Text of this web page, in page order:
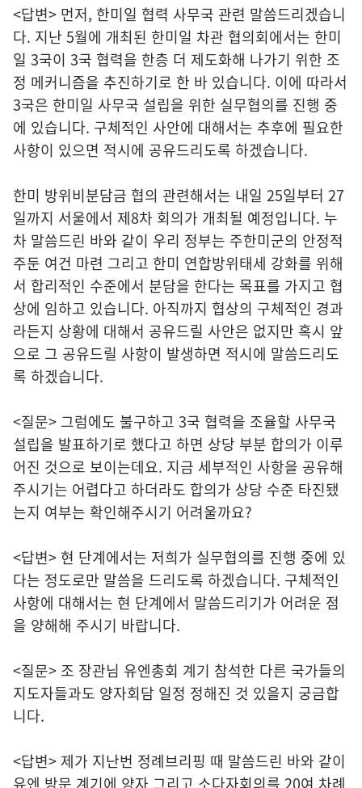
<답변> 먼저, 한미일 협력 사무국 관련 말씀드리겠습니
다. 지난 5월에 개최된 한미일 차관 협의회에서는 한미
일 3국이 3국 협력을 한층 더 제도화해 나가기 위한 조
정 메커니즘을 추진하기로 한 바 있습니다. 이에 따라서
3국은 한미일 사무국 설립을 위한 실무협의를 진행 중
에 있습니다. 구체적인 사안에 대해서는 추후에 필요한
사항이 있으면 적시에 공유드리도록 하겠습니다.
한미 방위비분담금 협의 관련해서는 내일 25일부터 27
일까지 서울에서 제8차 회의가 개최될 예정입니다. 누
차 말씀드린 바와 같이 우리 정부는 주한미군의 안정적
주둔 여건 마련 그리고 한미 연합방위태세 강화를 위해
서 합리적인 수준에서 분담을 한다는 목표를 가지고 협
상에 임하고 있습니다. 아직까지 협상의 구체적인 경과
라든지 상황에 대해서 공유드릴 사안은 없지만 혹시 앞
으로 그 공유드릴 사항이 발생하면 적시에 말씀드리도
록 하겠습니다.
<질문> 그럼에도 불구하고 3국 협력을 조율할 사무국
설립을 발표하기로 했다고 하면 상당 부분 합의가 이루
어진 것으로 보이는데요. 지금 세부적인 사항을 공유해
주시기는 어렵다고 하더라도 합의가 상당 수준 타진됐
는지 여부는 확인해주시기 어려울까요?
<답변> 현 단계에서는 저희가 실무협의를 진행 중에 있
다는 정도로만 말씀을 드리도록 하겠습니다. 구체적인
사항에 대해서는 현 단계에서 말씀드리기가 어려운 점
을 양해해 주시기 바랍니다.
<질문> 조 장관님 유엔총회 계기 참석한 다른 국가들의
지도자들과도 양자회담 일정 정해진 것 있을지 궁금합
니다.
<답변> 제가 지난번 정례브리핑 때 말씀드린 바와 같이
유엔 방문 계기에 양자 그리고 소다자회의를 20여 차례